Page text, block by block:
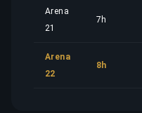
Arena
21
7h
Arena
22
8h